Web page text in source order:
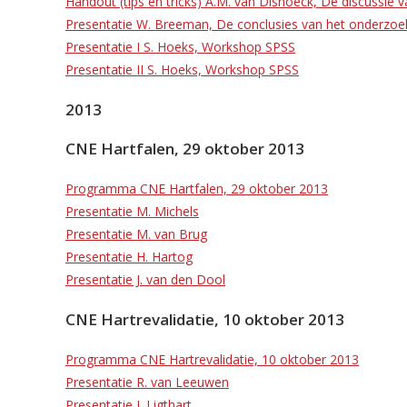
Presentatie W. Breeman, De conclusies van het
Presentatie I S. Hoeks, Workshop SPSS
Presentatie II S. Hoeks, Workshop SPSS
2013
CNE Hartfalen, 29 oktober 2013
Programma CNE Hartfalen, 29 oktober 2013
Presentatie M. Michels
Presentatie M. van Brug
Presentatie H. Hartog
Presentatie J. van den Dool
CNE Hartrevalidatie, 10 oktober 2013
Programma CNE Hartrevalidatie, 10 oktober 2013
Presentatie R. van Leeuwen